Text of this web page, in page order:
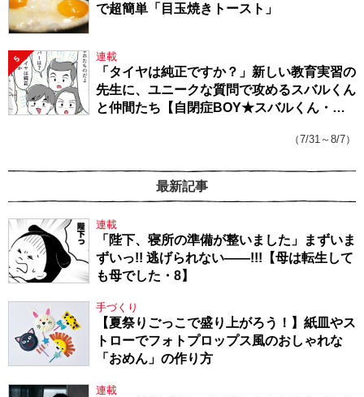
で超簡単「目玉焼きトースト」
5 連載
「タイヤは純正ですか？」新しい教育実習の
先生に、ユニークな質問で攻めるスバルくん
と仲間たち【自閉症BOY★スバルくん・
（7/31～8/7）
最新記事
連載
「陛下、寝所の準備が整いました」まずいま
ずいっ!! 逃げられない――!!!【母は転生して
も母でした・8】
手づくり
【夏祭りごっこで盛り上がろう！】紙皿やス
トローでフォトプロップス風のおしゃれな
「おめん」の作り方
連載